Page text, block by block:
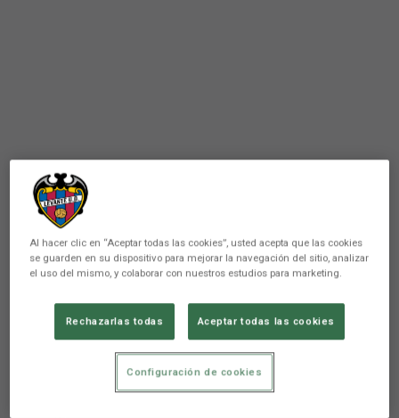
Parte médico ASISA | Ángel
Al hacer clic en “Aceptar todas las cookies”, usted acepta que las cookies
se guarden en su dispositivo para mejorar la navegación del sitio, analizar
el uso del mismo, y colaborar con nuestros estudios para marketing.
Rechazarlas todas Aceptar todas las cookies
Configuración de cookies